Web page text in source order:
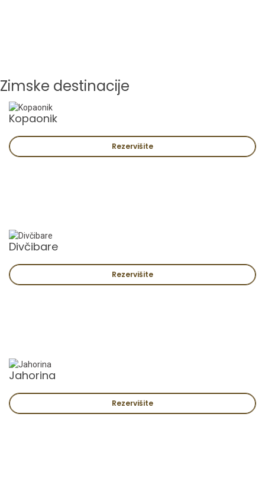
Zimske destinacije
Kopaonik
Rezervišite
Divčibare
Rezervišite
Jahorina
Rezervišite